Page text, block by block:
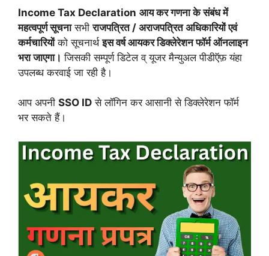
Income Tax Declaration आय कर गणना के संबंध में
महत्वपूर्ण सूचनासभीराजपत्रित / अराजपत्रित अधिकारियों एवं
कर्मचारियोंको सूचनार्थइस वर्ष आयकर डिक्लेरेशन फॉर्म ऑनलाइन
भरा जाएगा। जिसकी सम्पूर्ण डिटेल व् यूजर मैन्युअल पीडीऍफ़ यंहा
उपलब्ध करवाई जा रही है।
आप अपनी SSO ID से लॉगिन कर आसानी से डिक्लेरेशन फॉर्म
भर सकते हैं।